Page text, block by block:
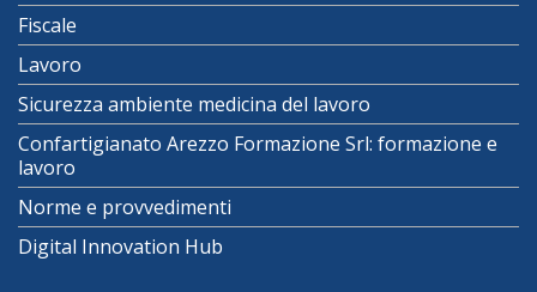
Fiscale
Lavoro
Sicurezza ambiente medicina del lavoro
Confartigianato Arezzo Formazione Srl: formazione e
lavoro
Norme e provvedimenti
Digital Innovation Hub